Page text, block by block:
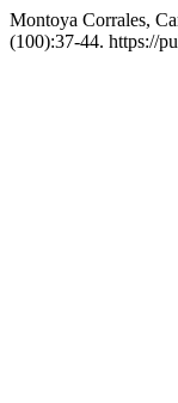
Montoya Corrales,
(100):37-44. https://